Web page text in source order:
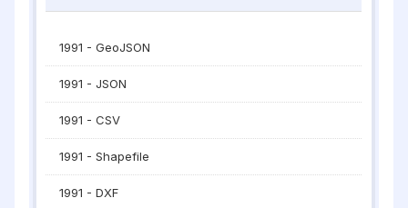
1991 - GeoJSON
1991 - JSON
1991 - CSV
1991 - Shapefile
1991 - DXF